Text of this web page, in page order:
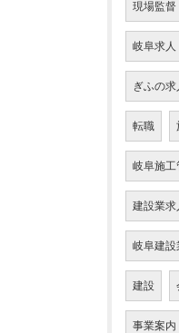
現場監督
岐阜求人
ぎふの求
転職
岐阜施工
建設業求
岐阜建設
建設
事業案内